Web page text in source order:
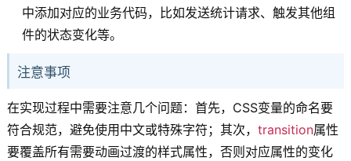
中添加对应的业务代码，比如发送统计请求、触发其他组
件的状态变化等。
注意事项
在实现过程中需要注意几个问题：首先，CSS变量的命名要
符合规范，避免使用中文或特殊字符；其次， transition属性
要覆盖所有需要动画过渡的样式属性，否则对应属性的变化